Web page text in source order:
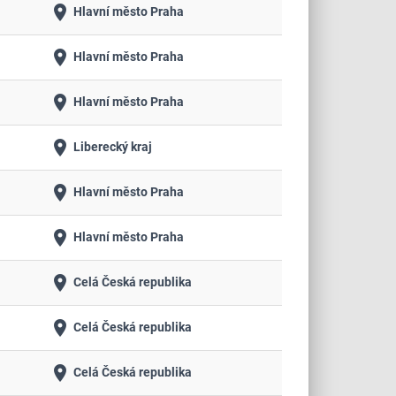
place Hlavní město Praha
place Hlavní město Praha
place Hlavní město Praha
place Liberecký kraj
place Hlavní město Praha
place Hlavní město Praha
place Celá Česká republika
place Celá Česká republika
place Celá Česká republika